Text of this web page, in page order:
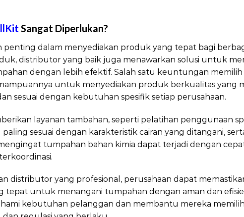
Sangat Diperlukan?
dalam menyediakan produk yang tepat bagi
distributor yang baik juga menawarkan solusi untuk
dengan lebih efektif. Salah satu keuntungan
untuk menyediakan produk berkualitas yang
sesuai dengan kebutuhan spesifik setiap perusahaan.
layanan tambahan, seperti pelatihan penggunaan
paling sesuai dengan karakteristik cairan yang ditangani,
tumpahan bahan kimia dapat terjadi dengan
distributor yang profesional, perusahaan dapat
tepat untuk menangani tumpahan dengan aman dan
kebutuhan pelanggan dan membantu mereka